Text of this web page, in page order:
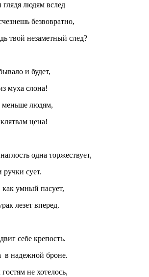
глядя людям вслед
безвовратно,
твой незаметный след?
и будет,
муха слона!
меньше людям,
цена!
одна торжествует,
ручки сует.
как умный пасует,
лезет вперед.
себе крепость.
в надежной броне.
не хотелось,